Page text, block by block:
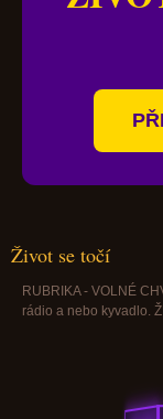
Život se točí
RUBRIKA - VOLNÉ
rádio a nebo kyvadlo.